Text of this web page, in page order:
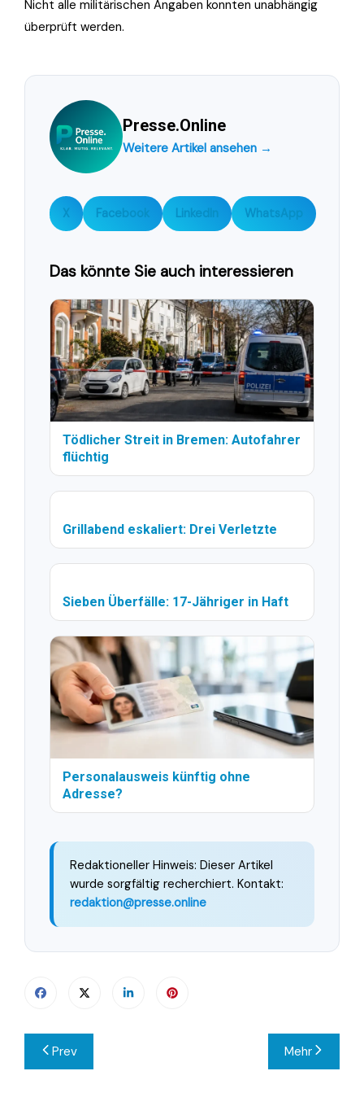
Nicht alle militärischen Angaben konnten unabhängig
überprüft werden.
Presse.Online
Weitere Artikel ansehen →
X Facebook LinkedIn WhatsApp
Das könnte Sie auch interessieren
Tödlicher Streit in Bremen: Autofahrer
flüchtig
Grillabend eskaliert: Drei Verletzte
Sieben Überfälle: 17-Jähriger in Haft
Personalausweis künftig ohne
Adresse?
Redaktioneller Hinweis: Dieser Artikel
wurde sorgfältig recherchiert. Kontakt:
redaktion@presse.online
Beitragsnavigation
Prev Mehr